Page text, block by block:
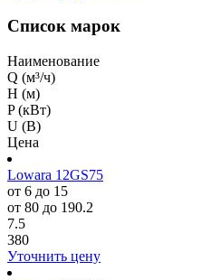
Список марок
Наименование
Q (м³/ч)
H (м)
P (кВт)
U (В)
Цена
Lowara 12GS75
от 6 до 15
от 80 до 190.2
7.5
380
Уточнить цену